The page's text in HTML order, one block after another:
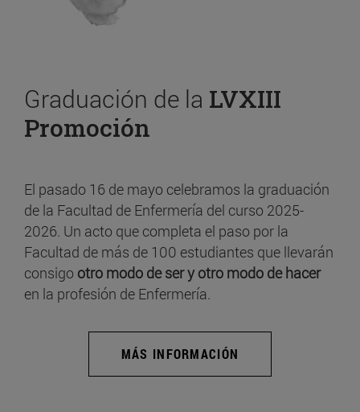
Graduación de la LVXIII
Promoción
El pasado 16 de mayo celebramos la graduación
de la Facultad de Enfermería del curso 2025-
2026. Un acto que completa el paso por la
Facultad de más de 100 estudiantes que llevarán
consigo otro modo de ser y otro modo de hacer
en la profesión de Enfermería.
MÁS INFORMACIÓN